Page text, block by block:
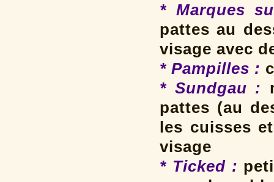
* Marques
pattes au
visage avec
* Pampilles :
* Sundgau :
pattes (au
les cuisses
visage
* Ticked :